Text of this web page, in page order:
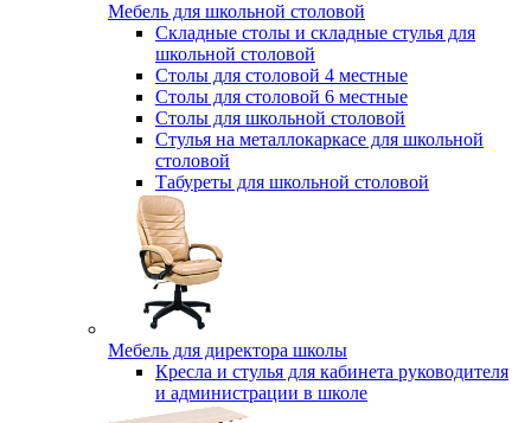
Мебель для школьной столовой
Складные столы и складные стулья для
школьной столовой
Столы для столовой 4 местные
Столы для столовой 6 местные
Столы для школьной столовой
Стулья на металлокаркасе для школьной
столовой
Табуреты для школьной столовой
Мебель для директора школы
Кресла и стулья для кабинета руководителя
и администрации в школе